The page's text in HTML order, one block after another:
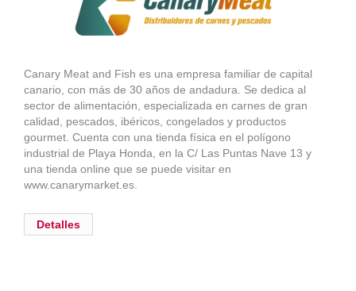
Canary Meat and Fish es una empresa familiar de capital
canario, con más de 30 años de andadura. Se dedica al
sector de alimentación, especializada en carnes de gran
calidad, pescados, ibéricos, congelados y productos
gourmet. Cuenta con una tienda física en el polígono
industrial de Playa Honda, en la C/ Las Puntas Nave 13 y
una tienda online que se puede visitar en
www.canarymarket.es.
Detalles